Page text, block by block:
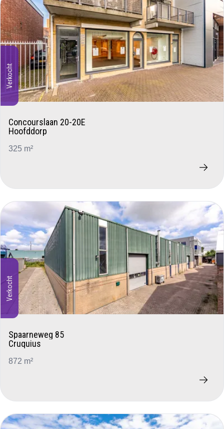
Verkocht
Concourslaan 20-20E
Hoofddorp
325 m²
Verkocht
Spaarneweg 85
Cruquius
872 m²